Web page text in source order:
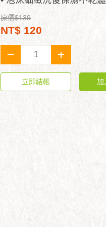
原價$139
NT$ 120
- +
立即結帳 加